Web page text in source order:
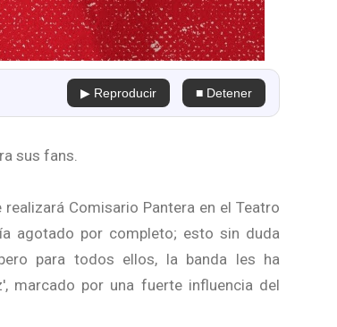
▶ Reproducir ■ Detener
sus fans.
Comisario Pantera en el Teatro
agotado por completo; esto sin duda
para todos ellos, la banda les ha
marcado por una fuerte influencia del